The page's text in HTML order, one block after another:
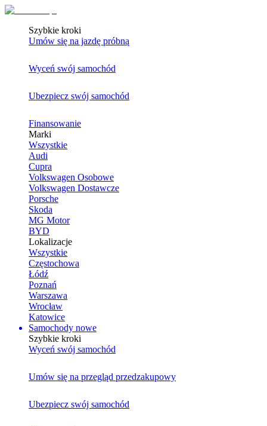
Szybkie kroki
Umów się na jazdę próbną
Wyceń swój samochód
Ubezpiecz swój samochód
Finansowanie
Marki
Wszystkie
Audi
Cupra
Volkswagen Osobowe
Volkswagen Dostawcze
Porsche
Skoda
MG Motor
BYD
Lokalizacje
Wszystkie
Częstochowa
Łódź
Poznań
Warszawa
Wrocław
Katowice
Samochody nowe
Szybkie kroki
Wyceń swój samochód
Umów się na przegląd przedzakupowy
Ubezpiecz swój samochód